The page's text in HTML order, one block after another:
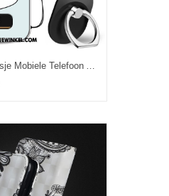
Moto Z3 Play Hoesje Mobiele Telefoon Anti-fall Trendy Merk, Moto Z3 Play Hoesje Blauw All Inclusive